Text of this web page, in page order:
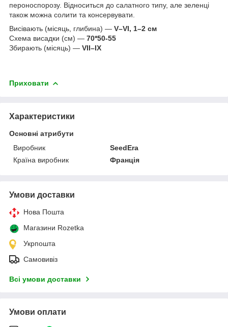
пероноспорозу. Відноситься до салатного типу, але зеленці
також можна солити та консервувати.
Висівають (місяць, глибина) — V–VI, 1–2 см
Схема висадки (см) — 70*50-55
Збирають (місяць) — VII–IХ
Приховати
Характеристики
Основні атрибути
Виробник
SeedEra
Країна виробник
Франція
Умови доставки
Нова Пошта
Магазини Rozetka
Укрпошта
Самовивіз
Всі умови доставки
Умови оплати